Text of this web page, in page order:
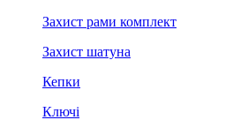
Захист рами комплект
Захист шатуна
Кепки
Ключі